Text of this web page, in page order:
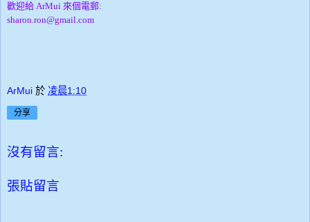
歡迎給 ArMui 來個電郵:
sharon.ron@gmail.com
ArMui 於 凌晨1:10
分享
沒有留言:
張貼留言